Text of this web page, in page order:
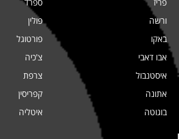
ורשה
באקו
אבו דאבי
איסטנבול
אתונה
בוגוטה
פולין
פורטוגל
צ'כיה
צרפת
קפריסין
איטליה